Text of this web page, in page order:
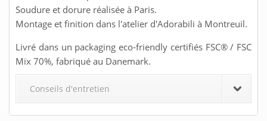
Soudure et dorure réalisée à Paris.
Montage et finition dans l'atelier d'Adorabili à Montreuil.
Livré dans un packaging eco-friendly certifiés FSC® / FSC
Mix 70%, fabriqué au Danemark.
Conseils d'entretien